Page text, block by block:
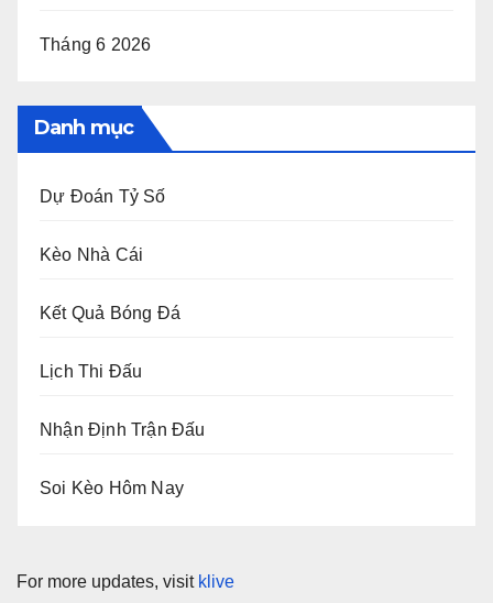
Tháng 6 2026
Danh mục
Dự Đoán Tỷ Số
Kèo Nhà Cái
Kết Quả Bóng Đá
Lịch Thi Đấu
Nhận Định Trận Đấu
Soi Kèo Hôm Nay
For more updates, visit klive